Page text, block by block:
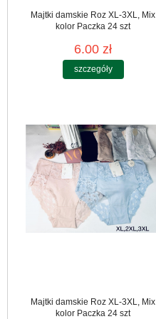
Majtki damskie Roz XL-3XL, Mix
kolor Paczka 24 szt
6.00 zł
szczegóły
Majtki damskie Roz XL-3XL, Mix
kolor Paczka 24 szt